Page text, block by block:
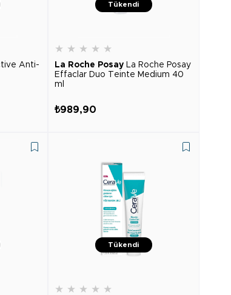
Anti-
Tükendi
★ ★ ★ ★ ★
La Roche Posay La Roche Posay
Effaclar Duo Teinte Medium 40
ml
₺989,90
Tükendi
★ ★ ★ ★ ★